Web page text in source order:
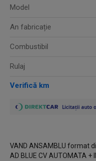
Model
An fabricație
Combustibil
Rulaj
Verifică km
VAND ANSAMBLU format
AD BLUE CV AUTOMATA